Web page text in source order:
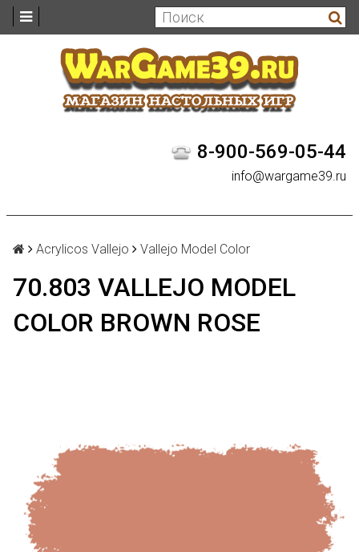
8-900-569-05-44
info@wargame39.ru
Acrylicos Vallejo Vallejo Model Color
70.803 VALLEJO MODEL
COLOR BROWN ROSE